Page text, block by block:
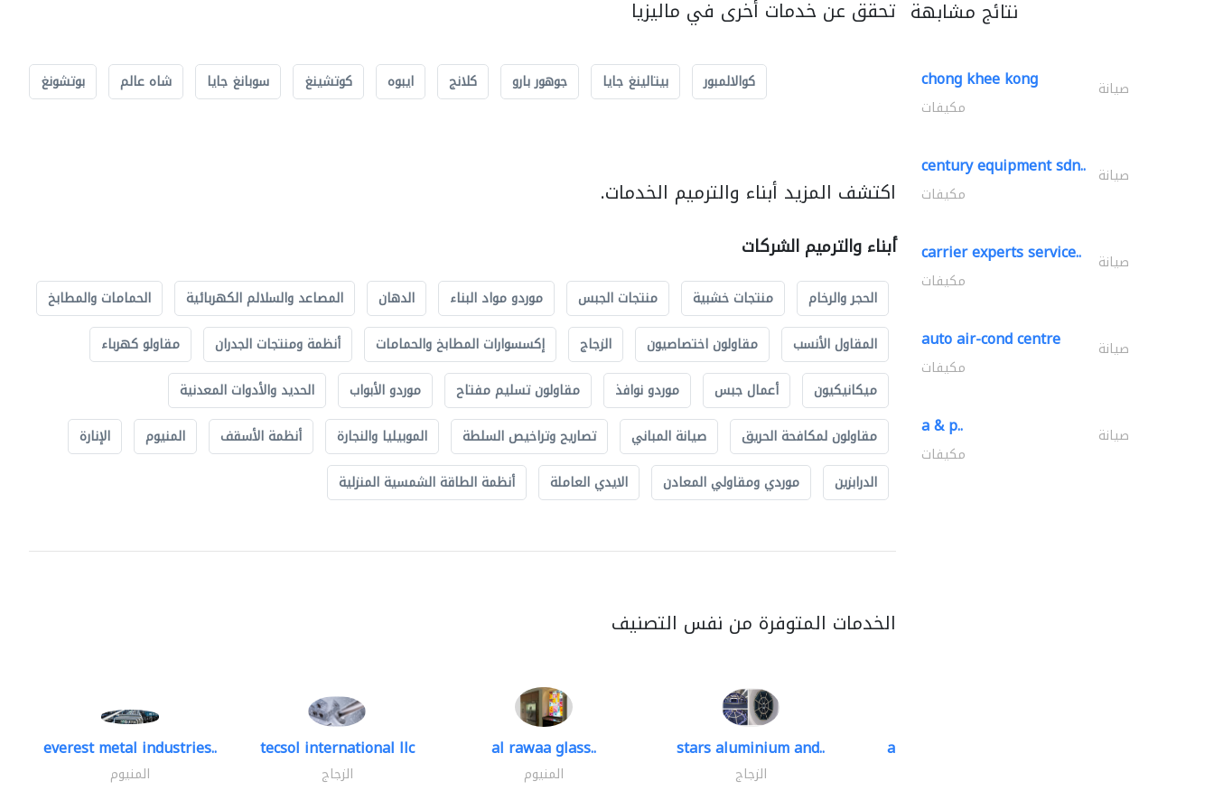
تحقق عن خدمات أخرى في ماليزيا
كوالالمبور بيتالينغ جايا جوهور بارو كلانج ايبوه كوتشينغ سوبانغ جايا شاه عالم بوتشونغ
اكتشف المزيد أبناء والترميم الخدمات.
أبناء والترميم الشركات
الحجر والرخام منتجات خشبية منتجات الجبس موردو مواد البناء الدهان المصاعد والسلالم الكهربائية
الحمامات والمطابخ
المقاول الأنسب
مقاولون اختصاصيون الزجاج إكسسوارات المطابخ والحمامات أنظمة ومنتجات الجدران
مقاولو كهرباء
ميكانيكيون
أعمال جبس موردو نوافذ مقاولون تسليم مفتاح موردو الأبواب
الحديد والأدوات المعدنية
مقاولون لمكافحة الحريق
صيانة المباني تصاريح وتراخيص السلطة الموبيليا والنجارة أنظمة الأسقف المنيوم
الإنارة
الدرابزين
موردي ومقاولي المعادن الايدي العاملة أنظمة الطاقة الشمسية المنزلية
الخدمات المتوفرة من نفس التصنيف
everest metal industries..
المنيوم
tecsol international llc
الزجاج
al rawaa glass..
المنيوم
stars aluminium and..
الزجاج
al barary aluminum..
نتائج مشابهة
chong khee kong صيانة
مكيفات
century equipment sdn.. صيانة
مكيفات
carrier experts service.. صيانة
مكيفات
auto air-cond centre صيانة
مكيفات
a & p.. صيانة
مكيفات